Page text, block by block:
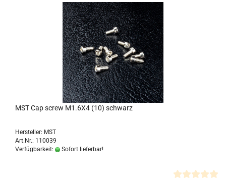
MST Cap screw M1.6X4 (10) schwarz
Hersteller: MST
Art.Nr.: 110039
Verfügbarkeit:
Sofort lieferbar!